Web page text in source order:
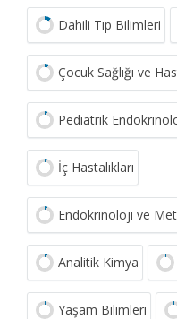
Dahili Tıp Bilimleri
Çocuk Sağlığı ve
Pediatrik
İç Hastalıkları
Endokrinoloji ve
Analitik Kimya
Yaşam Bilimleri